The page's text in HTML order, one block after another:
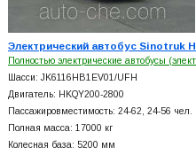
Электрический автобус Sinotruk
Полностью электрические автобусы
Шасси: JK6116HB1EV01/UFH
Двигатель: HKQY200-2800
Пассажировместимость: 24-62, 24-56 чел.
Полная масса: 17000 кг
Колесная база: 5200 мм